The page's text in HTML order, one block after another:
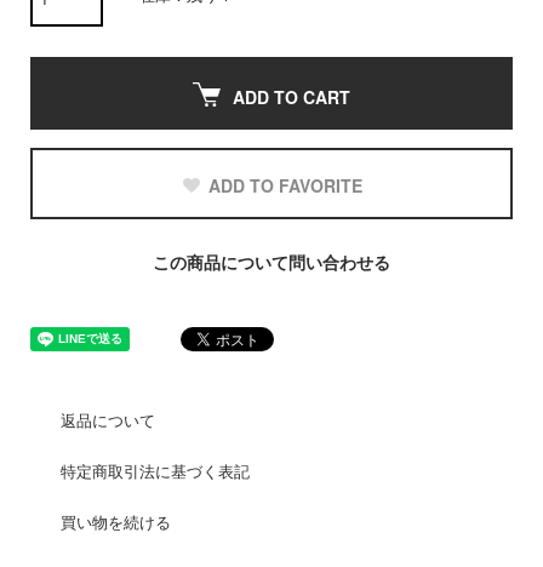
ADD TO CART
ADD TO FAVORITE
この商品について問い合わせる
返品について
特定商取引法に基づく表記
買い物を続ける